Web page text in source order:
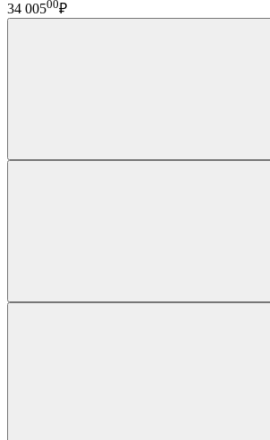
34 00500₽